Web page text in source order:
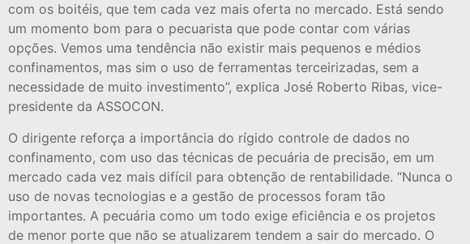
com os boitéis, que tem cada vez mais oferta no mercado. Está sendo
um momento bom para o pecuarista que pode contar com várias
opções. Vemos uma tendência não existir mais pequenos e médios
confinamentos, mas sim o uso de ferramentas terceirizadas, sem a
necessidade de muito investimento”, explica José Roberto Ribas, vice-
presidente da ASSOCON.
O dirigente reforça a importância do rígido controle de dados no
confinamento, com uso das técnicas de pecuária de precisão, em um
mercado cada vez mais difícil para obtenção de rentabilidade. “Nunca o
uso de novas tecnologias e a gestão de processos foram tão
importantes. A pecuária como um todo exige eficiência e os projetos
de menor porte que não se atualizarem tendem a sair do mercado. O